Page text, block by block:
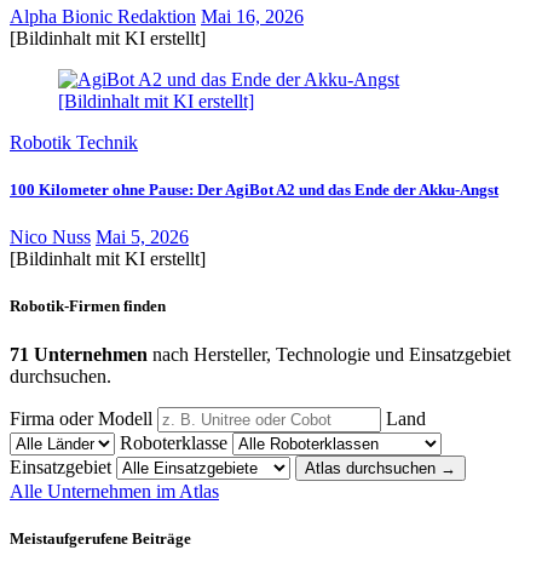
Alpha Bionic Redaktion Mai 16, 2026
[Bildinhalt mit KI erstellt]
Robotik Technik
100 Kilometer ohne Pause: Der AgiBot A2 und das Ende der Akku-Angst
Nico Nuss Mai 5, 2026
[Bildinhalt mit KI erstellt]
Robotik-Firmen finden
71 Unternehmen nach Hersteller, Technologie und Einsatzgebiet
durchsuchen.
Firma oder Modell
Land
Roboterklasse
Einsatzgebiet
Atlas durchsuchen →
Alle Unternehmen im Atlas
Meistaufgerufene Beiträge